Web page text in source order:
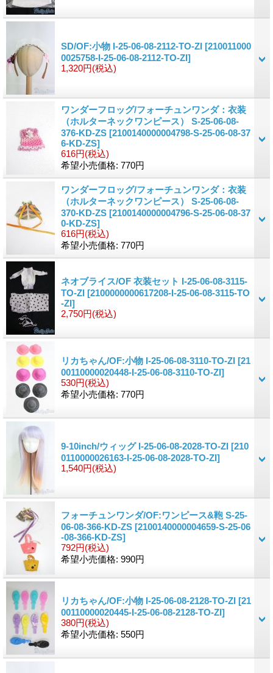
SD/OF:小物 I-25-06-08-2112-TO-ZI [210011000
0025758-I-25-06-08-2112-TO-ZI]
1,320円(税込)
ワンダーフロッグ/フォーチュンワンダ：衣装
（ホルターネックワンピース） S-25-06-08-
376-KD-ZS [2100140000004798-S-25-06-08-37
6-KD-ZS]
616円(税込)
希望小売価格: 770円
ワンダーフロッグ/フォーチュンワンダ：衣装
（ホルターネックワンピース） S-25-06-08-
370-KD-ZS [2100140000004796-S-25-06-08-37
0-KD-ZS]
616円(税込)
希望小売価格: 770円
ネオブライス/OF 衣装セット I-25-06-08-3115-
TO-ZI [2100000000617208-I-25-06-08-3115-TO
-ZI]
2,750円(税込)
リカちゃん/OF:小物 I-25-06-08-3110-TO-ZI [21
00110000020448-I-25-06-08-3110-TO-ZI]
530円(税込)
希望小売価格: 770円
9-10inch/ウィッグ I-25-06-08-2028-TO-ZI [210
0110000026163-I-25-06-08-2028-TO-ZI]
1,540円(税込)
フォーチュンワンダ/OF:ワンピース&鞄 S-25-
06-08-366-KD-ZS [2100140000004659-S-25-06
-08-366-KD-ZS]
792円(税込)
希望小売価格: 990円
リカちゃん/OF:小物 I-25-06-08-2128-TO-ZI [21
00110000020445-I-25-06-08-2128-TO-ZI]
380円(税込)
希望小売価格: 550円